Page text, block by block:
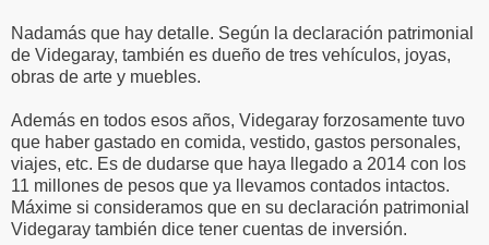
Nadamás que hay detalle. Según la declaración patrimonial
de Videgaray, también es dueño de tres vehículos, joyas,
obras de arte y muebles.
Además en todos esos años, Videgaray forzosamente tuvo
que haber gastado en comida, vestido, gastos personales,
viajes, etc. Es de dudarse que haya llegado a 2014 con los
11 millones de pesos que ya llevamos contados intactos.
Máxime si consideramos que en su declaración patrimonial
Videgaray también dice tener cuentas de inversión.